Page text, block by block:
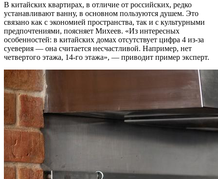
В китайских квартирах, в отличие от российских, редко
устанавливают ванну, в основном пользуются душем. Это
связано как с экономией пространства, так и с культурными
предпочтениями, поясняет Михеев. «Из интересных
особенностей: в китайских домах отсутствует цифра 4 из-за
суеверия — она считается несчастливой. Например, нет
четвертого этажа, 14-го этажа», — приводит пример эксперт.